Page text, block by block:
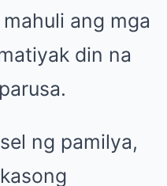
ang mga
din na
ng pamilya,